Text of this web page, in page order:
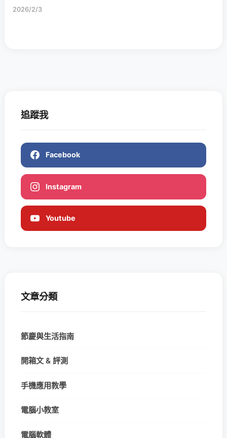
2026/2/3
追蹤我
Facebook
Instagram
Youtube
文章分類
節慶與生活指南
開箱文 & 評測
手機應用教學
電腦小教室
電腦軟體